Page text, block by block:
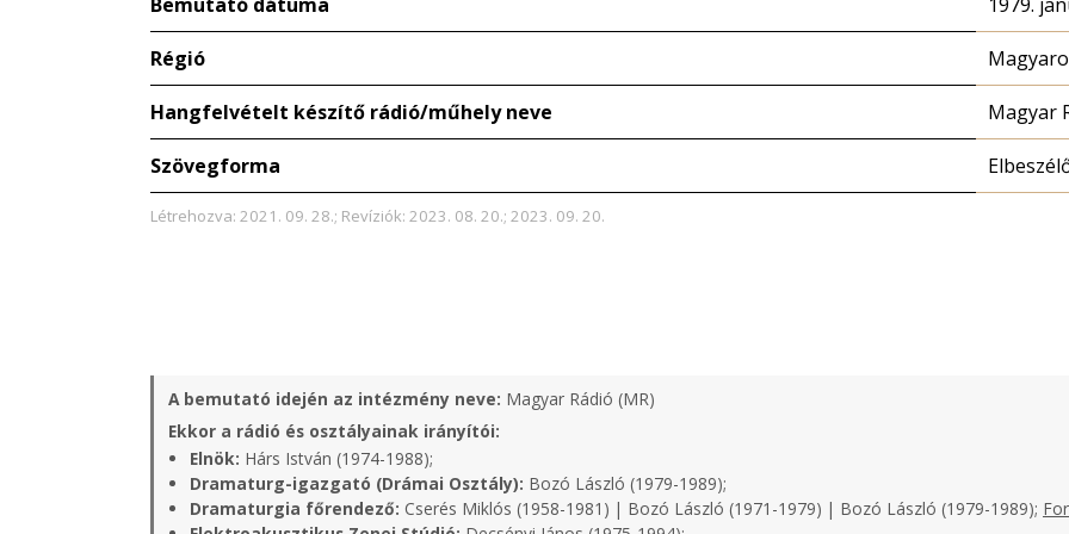
Régió
Hangfelvételt készítő rádió/műhely neve Magyar
Szövegforma
Létrehozva: 2021. 09. 28.; Revíziók: 2023. 08. 20.; 2023. 09. 20.
A bemutató idején az intézmény neve: Magyar Rádió (MR)
Ekkor a rádió és osztályainak irányítói:
Elnök: Hárs István (1974-1988);
Dramaturg-igazgató (Drámai Osztály): Bozó László (1979-1989);
Dramaturgia főrendező: Cserés Miklós (1958-1981) | Bozó László (1971-1979) | Bozó László (1979-1989);